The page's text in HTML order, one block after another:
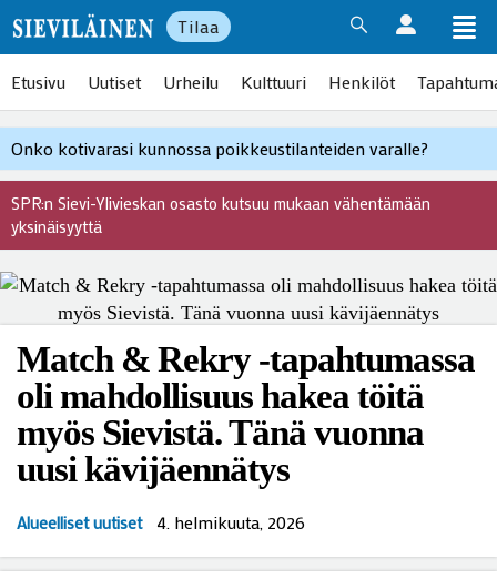
Tilaa
Etusivu Uutiset Urheilu Kulttuuri Henkilöt
Onko kotivarasi kunnossa poikkeustilanteiden varalle?
SPR:n Sievi-Ylivieskan osasto kutsuu mukaan vähentämään
yksinäisyyttä
Match & Rekry -tapahtumassa
oli mahdollisuus hakea töitä
myös Sievistä. Tänä vuonna
uusi kävijäennätys
Alueelliset uutiset 4. helmikuuta, 2026